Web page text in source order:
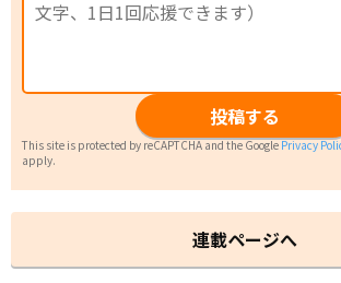
投稿する
This site is protected by reCAPTCHA and the GooglePrivacy
apply.
連載ページへ